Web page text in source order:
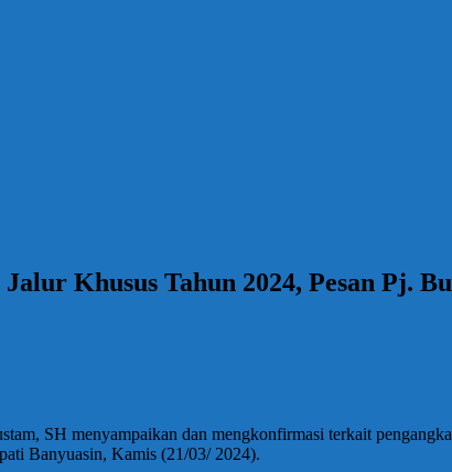
Khusus Tahun 2024, Pesan Pj.
SH menyampaikan dan mengkonfirmasi terkait
Banyuasin, Kamis (21/03/ 2024).